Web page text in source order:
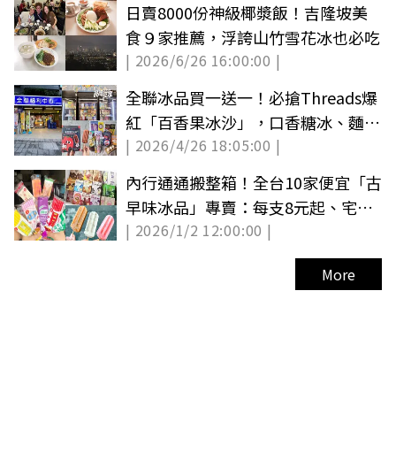
日賣8000份神級椰漿飯！吉隆坡美
食９家推薦，浮誇山竹雪花冰也必吃
| 2026/6/26 16:00:00 |
全聯冰品買一送一！必搶Threads爆
紅「百香果冰沙」，口香糖冰、麵茶
雪糕
| 2026/4/26 18:05:00 |
內行通通搬整箱！全台10家便宜「古
早味冰品」專賣：每支8元起、宅配
送到家
| 2026/1/2 12:00:00 |
More